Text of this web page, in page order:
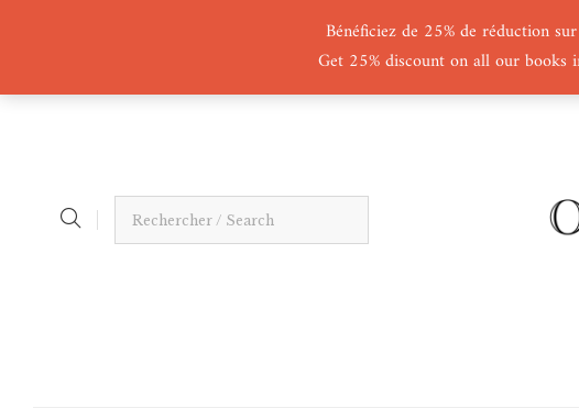
Bénéficiez de 25% de réduction
Get 25% discount on all our